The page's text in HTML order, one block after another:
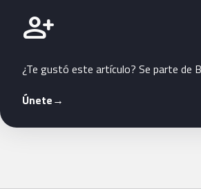
person_add
Únete a Bluetab
¿Te gustó este artículo? Se parte de
Únete→